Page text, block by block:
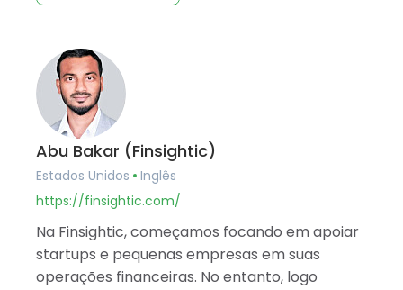
Abu Bakar (Finsightic)
Estados Unidos
Inglês
https://finsightic.com/
Na Finsightic, começamos focando em apoiar
startups e pequenas empresas em suas
operações financeiras. No entanto, logo